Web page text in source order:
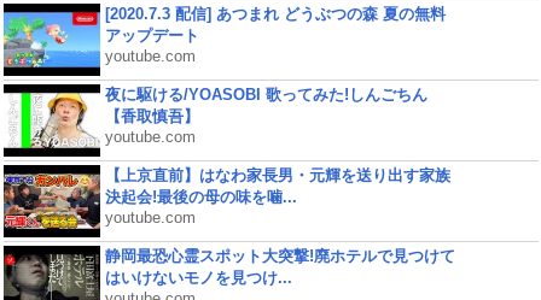
[2020.7.3 配信] あつまれ どうぶつの森 夏の無料
アップデート
youtube.com
夜に駆ける/YOASOBI 歌ってみた!しんごちん
【香取慎吾】
youtube.com
【上京直前】はなわ家長男・元輝を送り出す家族
決起会!最後の母の味を噛...
youtube.com
静岡最恐心霊スポット大突撃!廃ホテルで見つけて
はいけないモノを見つけ...